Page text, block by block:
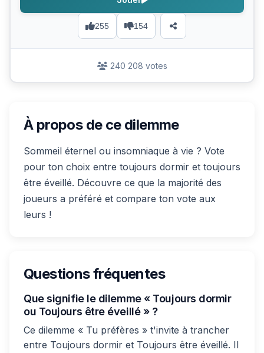
255 154
240 208 votes
À propos de ce dilemme
Sommeil éternel ou insomniaque à vie ? Vote
pour ton choix entre toujours dormir et toujours
être éveillé. Découvre ce que la majorité des
joueurs a préféré et compare ton vote aux
leurs !
Questions fréquentes
Que signifie le dilemme « Toujours dormir
ou Toujours être éveillé » ?
Ce dilemme « Tu préfères » t'invite à trancher
entre Toujours dormir et Toujours être éveillé. Il